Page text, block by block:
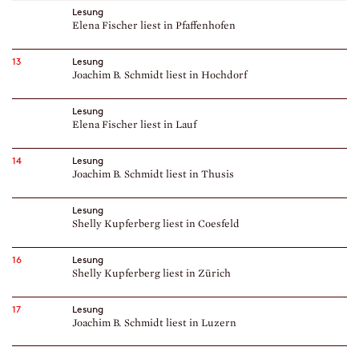
Lesung
Elena Fischer liest in Pfaffenhofen
13
Lesung
Joachim B. Schmidt liest in Hochdorf
Lesung
Elena Fischer liest in Lauf
14
Lesung
Joachim B. Schmidt liest in Thusis
Lesung
Shelly Kupferberg liest in Coesfeld
16
Lesung
Shelly Kupferberg liest in Zürich
17
Lesung
Joachim B. Schmidt liest in Luzern